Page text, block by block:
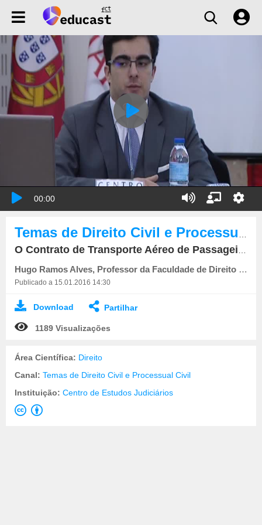
00:00
O Contrato de Transporte Aéreo de Passageiros
Hugo Ramos Alves, Professor da Faculdade de Direito da Universidade de Lisboa
Publicado a 15.01.2016 14:30
Download Partilhar
1189 Visualizações
Área Científica: Direito
Canal: Temas de Direito Civil e Processual Civil
Instituição: Centro de Estudos Judiciários